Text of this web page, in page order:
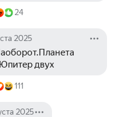
24
2025
двух
111
2025